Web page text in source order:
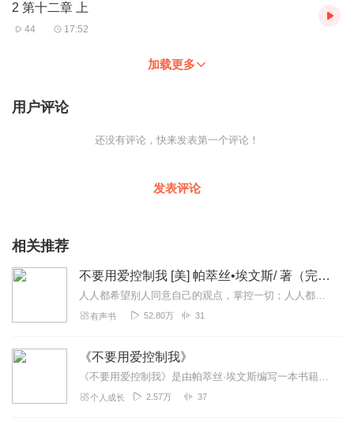
2 第十二章 上
44 17:52
加载更多
用户评论
还没有评论，快来发表第一个评论！
发表评论
相关推荐
不要用爱控制我 [美] 帕萃丝•埃文斯/ 著（完结）
人人都希望别人同意自己的观点，掌控一切；人人都可能不由自主地对别人指手画脚、随意评价。有的人懂得校正自己的行为，适度控制，所以进退自如，生活得无比轻松。...
有声书 52.80万 31
《不要用爱控制我》
《不要用爱控制我》是由帕萃丝·埃文斯编写一本书籍。人际关系领域的根本突破不可不读的心理自助读本。如果有人经常强迫你做这做那，丝毫不顾及你的想法；或者你想知道是否...
个人成长 2.57万 37